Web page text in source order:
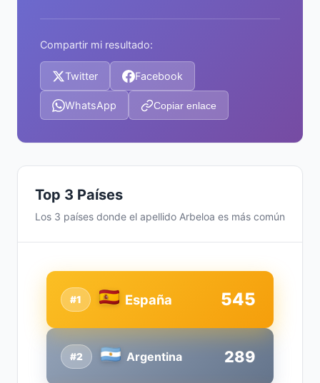
Compartir mi resultado:
Twitter Facebook
WhatsApp Copiar enlace
Top 3 Países
Los 3 países donde el apellido Arbeloa es más común
#2 Argentina 289
#1 España 545